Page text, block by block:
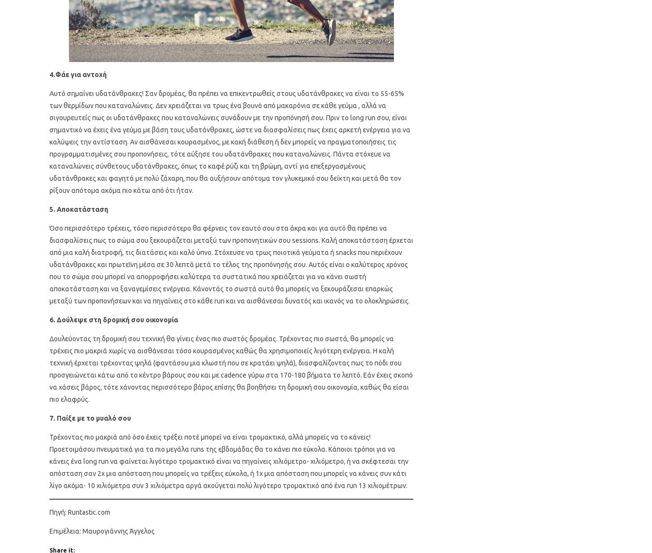
4.Φάε για αντοχή
Αυτό σημαίνει υδατάνθρακες! Σαν δρομέας, θα πρέπει να επικεντρωθείς στους υδατάνθρακες να είναι το 55-65%
των θερμίδων που καταναλώνεις. Δεν χρειάζεται να τρως ένα βουνό από μακαρόνια σε κάθε γεύμα , αλλά να
σιγουρευτείς πως οι υδατάνθρακες που καταναλώνεις συνάδουν με την προπόνησή σου. Πριν το long run σου, είναι
σημαντικό να έχεις ένα γεύμα με βάση τους υδατάνθρακες, ώστε να διασφαλίσεις πως έχεις αρκετή ενέργεια για να
καλύψεις την αντίσταση. Αν αισθάνεσαι κουρασμένος, με κακή διάθεση ή δεν μπορείς να πραγματοποιήσεις τις
προγραμματισμένες σου προπονήσεις, τότε αύξησε του υδατάνθρακες που καταναλώνεις. Πάντα στόχευε να
καταναλώνεις σύνθετους υδατάνθρακες, όπως το καφέ ρύζι και τη βρώμη, αντί για επεξεργασμένους
υδατάνθρακες και φαγητά με πολύ ζάχαρη, που θα αυξήσουν απότομα τον γλυκεμικό σου δείκτη και μετά θα τον
ρίξουν απότομα ακόμα πιο κάτω από ότι ήταν.
5. Αποκατάσταση
Όσο περισσότερο τρέχεις, τόσο περισσότερο θα φέρνεις τον εαυτό σου στα άκρα και για αυτό θα πρέπει να
διασφαλίσεις πως το σώμα σου ξεκουράζεται μεταξύ των προπονητικών σου sessions. Καλή αποκατάσταση έρχεται
από μια καλή διατροφή, τις διατάσεις και καλό ύπνο. Στόχευσε να τρως ποιοτικά γεύματα ή snacks που περιέχουν
υδατάνθρακες και πρωτεΐνη μέσα σε 30 λεπτά μετά το τέλος της προπόνησής σου. Αυτός είναι ο καλύτερος χρόνος
που το σώμα σου μπορεί να απορροφήσει καλύτερα τα συστατικά που χρειάζεται για να κάνει σωστή
αποκατάσταση και να ξαναγεμίσεις ενέργεια. Κάνοντάς το σωστά αυτό θα μπορείς να ξεκουράζεσαι επαρκώς
μεταξύ των προπονήσεων και να πηγαίνεις στο κάθε run και να αισθάνεσαι δυνατός και ικανός να το ολοκληρώσεις.
6. Δούλεψε στη δρομική σου οικονομία
Δουλεύοντας τη δρομική σου τεχνική θα γίνεις ένας πιο σωστός δρομέας. Τρέχοντας πιο σωστά, θα μπορείς να
τρέχεις πιο μακριά χωρίς να αισθάνεσαι τόσο κουρασμένος καθώς θα χρησιμοποιείς λιγότερη ενέργεια. Η καλή
τεχνική έρχεται τρέχοντας ψηλά (φαντάσου μια κλωστή που σε κρατάει ψηλά), διασφαλίζοντας πως το πόδι σου
προσγειώνεται κάτω από το κέντρο βάρους σου και με cadence γύρω στα 170-180 βήματα το λεπτό. Εάν έχεις σκοπό
να χάσεις βάρος, τότε χάνοντας περισσότερο βάρος επίσης θα βοηθήσει τη δρομική σου οικονομία, καθώς θα είσαι
πιο ελαφρύς.
7. Παίξε με το μυαλό σου
Τρέχοντας πιο μακριά από όσο έχεις τρέξει ποτέ μπορεί να είναι τρομακτικό, αλλά μπορείς να το κάνεις!
Προετοιμάσου πνευματικά για τα πιο μεγάλα runs της εβδομάδας θα το κάνει πιο εύκολα. Κάποιοι τρόποι για να
κάνεις ένα long run να φαίνεται λιγότερο τρομακτικό είναι να πηγαίνεις χιλιόμετρο- χιλιόμετρο, ή να σκέφτεσαι την
απόσταση σαν 2x μια απόσταση που μπορείς να τρέξεις εύκολα, ή 1x μια απόσταση που μπορείς να κάνεις συν κάτι
λίγο ακόμα- 10 χιλιόμετρα συν 3 χιλιόμετρα αργά ακούγεται πολύ λιγότερο τρομακτικό από ένα run 13 χιλιομέτρων.
Πηγή: Runtastic.com
Επιμέλεια: Μαυρογιάννης Άγγελος
Share it: